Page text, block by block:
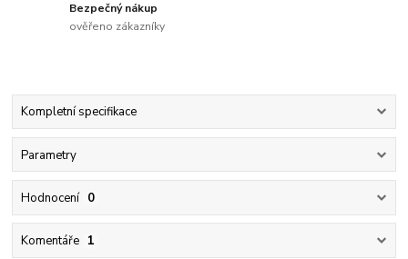
Bezpečný nákup
ověřeno zákazníky
Kompletní specifikace
Parametry
Hodnocení 0
Komentáře 1